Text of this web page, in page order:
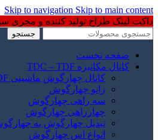
Skip to navigation Skip to main content
داکت لینک طراح تولید کننده و مجری
جستجو
صفحه نخست
کانال مکانیزه TDC – TDF
کانال چهارگوش ماشینی TDC , TDF
زانو چهارگوش
سه راهی چهارگوش
چهارراهی چهارگوش
تبدیل چهارگوش به
انواع اس چهارگوش